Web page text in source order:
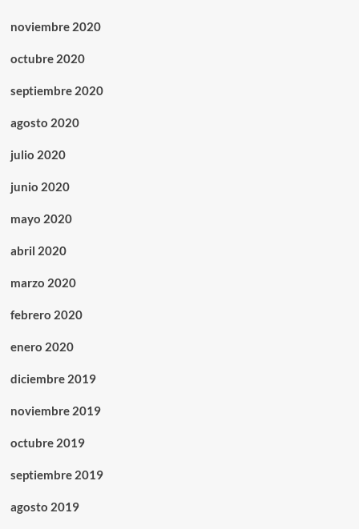
noviembre 2020
octubre 2020
septiembre 2020
agosto 2020
julio 2020
junio 2020
mayo 2020
abril 2020
marzo 2020
febrero 2020
enero 2020
diciembre 2019
noviembre 2019
octubre 2019
septiembre 2019
agosto 2019